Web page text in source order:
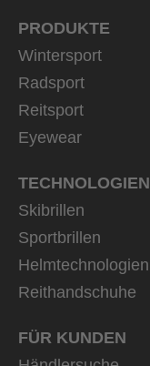
PRODUKTE
Wintersport
Radsport
Reitsport
Eyewear
TECHNOLOGIEN
Skibrillen
Sportbrillen
Helmtechnologien
Reithandschuhe
FÜR KUNDEN